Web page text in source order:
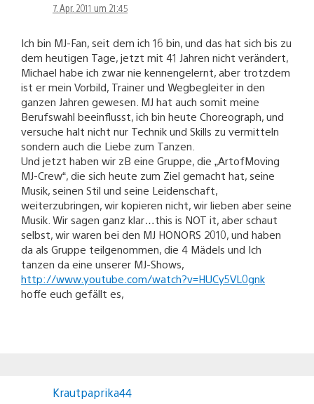
7. Apr. 2011 um 21:45
Ich bin MJ-Fan, seit dem ich 16 bin, und das hat sich bis zu
dem heutigen Tage, jetzt mit 41 Jahren nicht verändert,
Michael habe ich zwar nie kennengelernt, aber trotzdem
ist er mein Vorbild, Trainer und Wegbegleiter in den
ganzen Jahren gewesen. MJ hat auch somit meine
Berufswahl beeinflusst, ich bin heute Choreograph, und
versuche halt nicht nur Technik und Skills zu vermitteln
sondern auch die Liebe zum Tanzen.
Und jetzt haben wir zB eine Gruppe, die „ArtofMoving
MJ-Crew“, die sich heute zum Ziel gemacht hat, seine
Musik, seinen Stil und seine Leidenschaft,
weiterzubringen, wir kopieren nicht, wir lieben aber seine
Musik. Wir sagen ganz klar…this is NOT it, aber schaut
selbst, wir waren bei den MJ HONORS 2010, und haben
da als Gruppe teilgenommen, die 4 Mädels und Ich
tanzen da eine unserer MJ-Shows,
http://www.youtube.com/watch?v=HUCy5VL0gnk
hoffe euch gefällt es,
Krautpaprika44